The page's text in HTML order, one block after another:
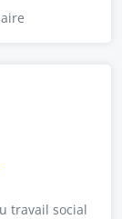
travail social